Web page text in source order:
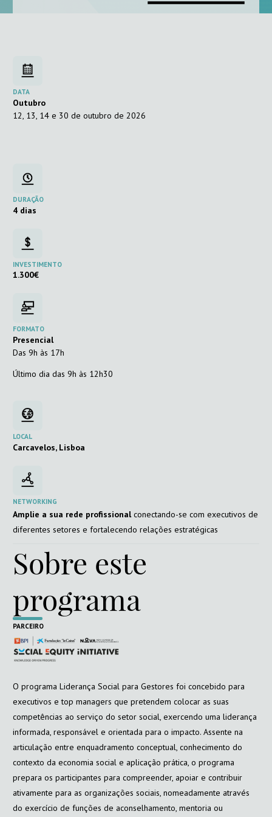
DATA
Outubro
12, 13, 14 e 30 de outubro de 2026
DURAÇÃO
4 dias
INVESTIMENTO
1.300€
FORMATO
Presencial
Das 9h às 17h
Último dia das 9h às 12h30
LOCAL
Carcavelos, Lisboa
NETWORKING
Amplie a sua rede profissionalconectando-se com executivos de
diferentes setores e fortalecendo relações estratégicas
Sobre este
programa
PARCEIRO
O programa Liderança Social para Gestores foi concebido para
executivos e top managers que pretendem colocar as suas
competências ao serviço do setor social, exercendo uma liderança
informada, responsável e orientada para o impacto. Assente na
articulação entre enquadramento conceptual, conhecimento do
contexto da economia social e aplicação prática, o programa
prepara os participantes para compreender, apoiar e contribuir
ativamente para as organizações sociais, nomeadamente através
do exercício de funções de aconselhamento, mentoria ou